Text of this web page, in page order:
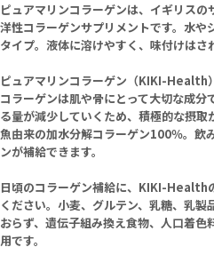
ピュアマリンコラーゲンは、イギリス
洋性コラーゲンサプリメントです。水や
タイプ。液体に溶けやすく、味付けはさ
ピュアマリンコラーゲン（KIKI-Health
コラーゲンは肌や骨にとって大切な成
る量が減少していくため、積極的な摂
魚由来の加水分解コラーゲン100％。飲
ンが補給できます。
日頃のコラーゲン補給に、KIKI-Health
ください。小麦、グルテン、乳糖、乳
おらず、遺伝子組み換え食物、人口着
用です。